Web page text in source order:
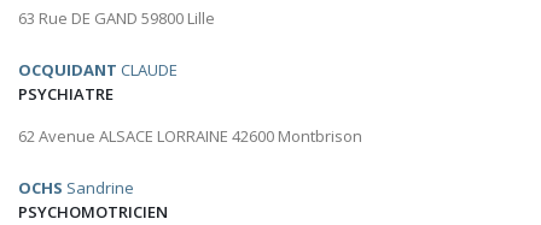
63 Rue DE GAND 59800 Lille
OCQUIDANT CLAUDE
PSYCHIATRE
62 Avenue ALSACE LORRAINE 42600 Montbrison
OCHS Sandrine
PSYCHOMOTRICIEN